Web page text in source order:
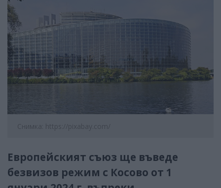
Снимка: https://pixabay.com/
Европейският съюз ще въведе
безвизов режим с Косово от 1